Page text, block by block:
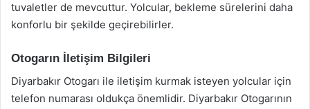
tuvaletler de mevcuttur. Yolcular, bekleme sürelerini daha
konforlu bir şekilde geçirebilirler.
Otogarın İletişim Bilgileri
Diyarbakır Otogarı ile iletişim kurmak isteyen yolcular için
telefon numarası oldukça önemlidir. Diyarbakır Otogarının